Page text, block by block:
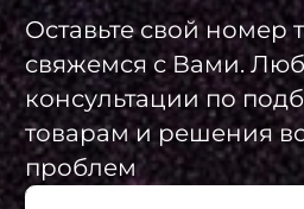
Оставьте свой номер
свяжемся с Вами.
консультации по
товарам и решения
проблем